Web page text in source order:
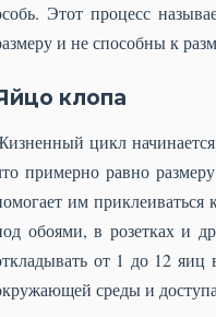
Этот процесс
и не способны к
клопа
цикл
примерно равно
им
обоями, в розетках и
от 1 до 12 яиц
среды и